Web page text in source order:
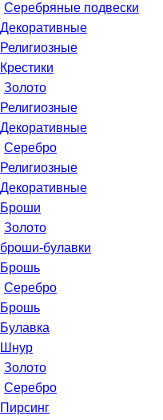
Серебряные подвески
Декоративные
Религиозные
Крестики
Золото
Религиозные
Декоративные
Серебро
Религиозные
Декоративные
Броши
Золото
броши-булавки
Брошь
Серебро
Брошь
Булавка
Шнур
Золото
Серебро
Пирсинг